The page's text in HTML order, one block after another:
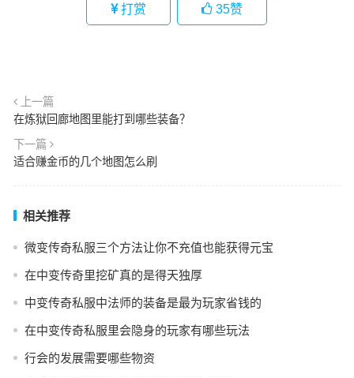
打赏 35赞
上一篇
在炼狱回廊地图里能打到哪些装备？
下一篇
适合赚金币的几个地图怎么刷
相关推荐
微变传奇私服三个方法让你不充值也能获得元宝
在中变传奇里挖矿真的是得天独厚
中变传奇私服中法师的装备是最为玩家省钱的
在中变传奇私服里会隐身的玩家有哪些玩法
行会的发展需要哪些物资